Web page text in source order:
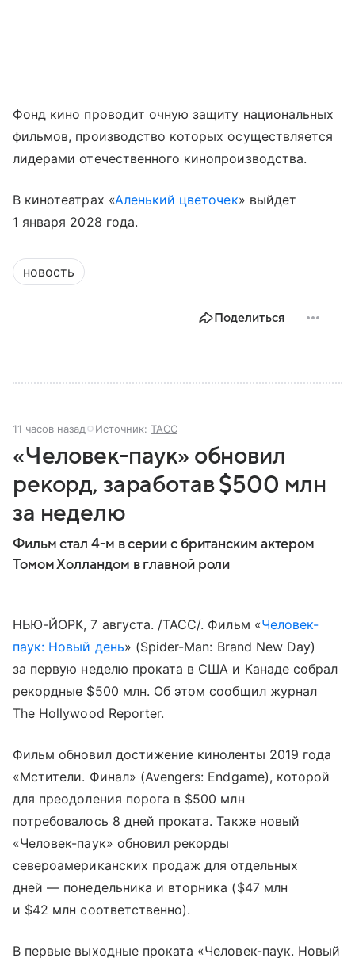
Фонд кино проводит очную защиту национальных
фильмов, производство которых осуществляется
лидерами отечественного кинопроизводства.
В кинотеатрах «Аленький цветочек» выйдет
1 января 2028 года.
новость
Поделиться
11 часов назад Источник: ТАСС
«Человек-паук» обновил
рекорд, заработав $500 млн
за неделю
Фильм стал 4-м в серии с британским актером
Томом Холландом в главной роли
НЬЮ-ЙОРК, 7 августа. /ТАСС/. Фильм «Человек-
паук: Новый день» (Spider-Man: Brand New Day)
за первую неделю проката в США и Канаде собрал
рекордные $500 млн. Об этом сообщил журнал
The Hollywood Reporter.
Фильм обновил достижение киноленты 2019 года
«Мстители. Финал» (Avengers: Endgame), которой
для преодоления порога в $500 млн
потребовалось 8 дней проката. Также новый
«Человек-паук» обновил рекорды
североамериканских продаж для отдельных
дней — понедельника и вторника ($47 млн
и $42 млн соответственно).
В первые выходные проката «Человек-паук. Новый